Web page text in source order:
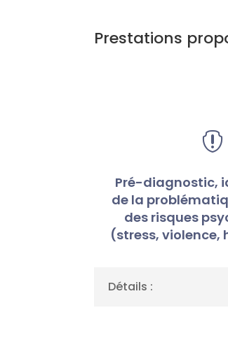
Prestations

Pré-diagnostic,
de la
des risques
(stress, violence,
Détails :